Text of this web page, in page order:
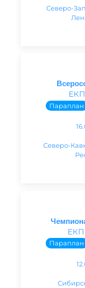
Северо-
ЕКП
Параплан
Северо-
ЕКП
Параплан